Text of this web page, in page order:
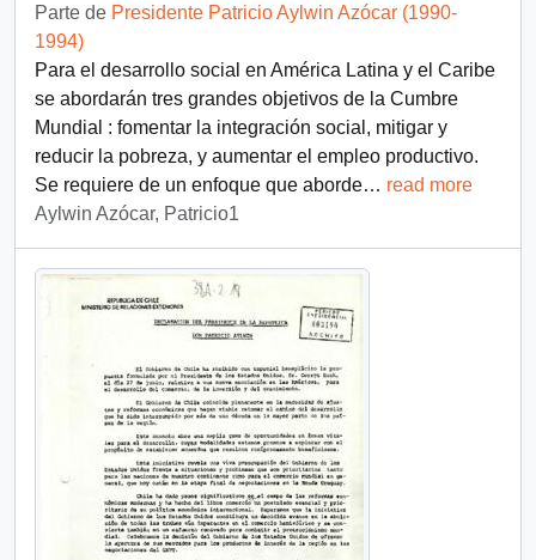
Parte de Presidente Patricio Aylwin Azócar (1990-
1994)
Para el desarrollo social en América Latina y el Caribe
se abordarán tres grandes objetivos de la Cumbre
Mundial : fomentar la integración social, mitigar y
reducir la pobreza, y aumentar el empleo productivo.
Se requiere de un enfoque que aborde… read more
Aylwin Azócar, Patricio1